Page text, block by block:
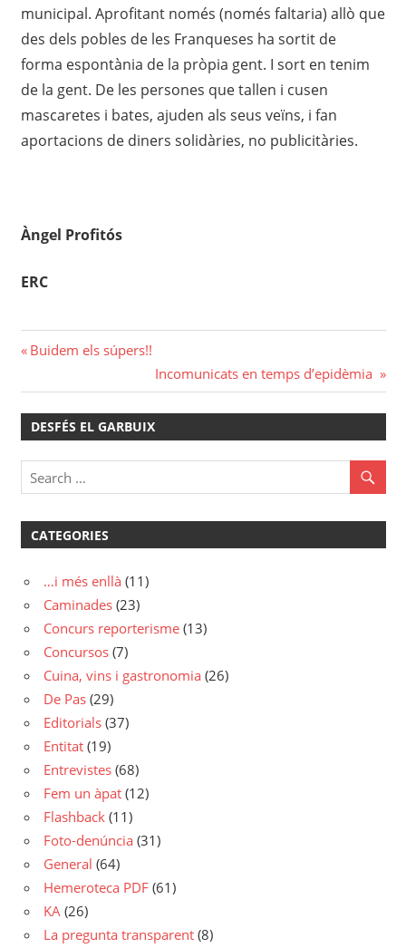
municipal. Aprofitant només (només faltaria) allò que
des dels pobles de les Franqueses ha sortit de
forma espontània de la pròpia gent. I sort en tenim
de la gent. De les persones que tallen i cusen
mascaretes i bates, ajuden als seus veïns, i fan
aportacions de diners solidàries, no publicitàries.
Àngel Profitós
ERC
Navegació
d'entrades
Previous
Buidem els súpers!!
Next
Post:
Incomunicats en temps d’epidèmia
DESFÉS EL GARBUIX
CATEGORIES
…i més enllà (11)
Caminades (23)
Concurs reporterisme (13)
Concursos (7)
Cuina, vins i gastronomia (26)
De Pas (29)
Editorials (37)
Entitat (19)
Entrevistes (68)
Fem un àpat (12)
Flashback (11)
Foto-denúncia (31)
General (64)
Hemeroteca PDF (61)
KA (26)
La pregunta transparent (8)